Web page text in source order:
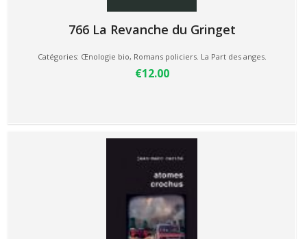
766 La Revanche du Gringet
Catégories: Œnologie bio, Romans policiers. La Part des anges.
€12.00